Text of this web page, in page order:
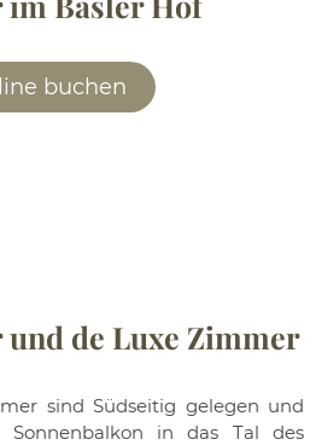
buchen
de Luxe Zimmer
sind Südseitig gelegen und
Sonnenbalkon in das Tal des